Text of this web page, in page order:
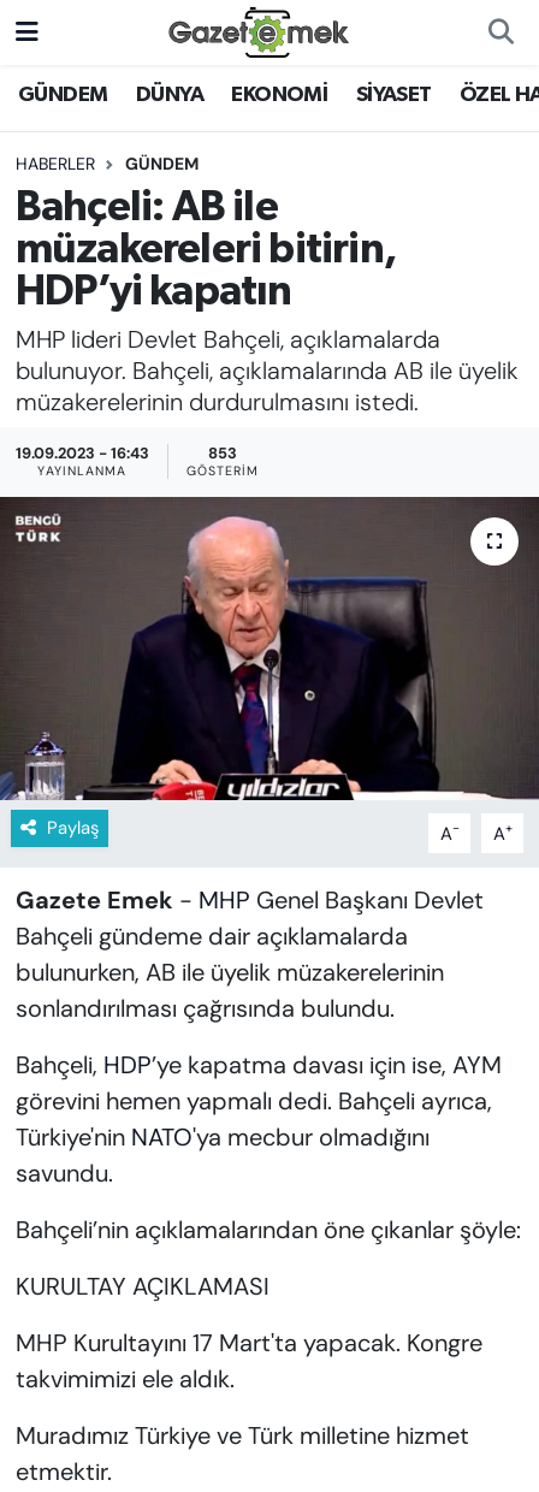
GÜNDEM DÜNYA EKONOMİ SİYASET ÖZEL
HABERLER GÜNDEM
Bahçeli: AB ile
müzakereleri bitirin,
HDP’yi kapatın
MHP lideri Devlet Bahçeli, açıklamalarda
bulunuyor. Bahçeli, açıklamalarında AB ile üyelik
müzakerelerinin durdurulmasını istedi.
19.09.2023 - 16:43
YAYINLANMA
853
GÖSTERIM
Paylaş A- A+
Gazete Emek - MHP Genel Başkanı Devlet
Bahçeli gündeme dair açıklamalarda
bulunurken, AB ile üyelik müzakerelerinin
sonlandırılması çağrısında bulundu.
Bahçeli, HDP’ye kapatma davası için ise, AYM
görevini hemen yapmalı dedi. Bahçeli ayrıca,
Türkiye'nin NATO'ya mecbur olmadığını
savundu.
Bahçeli’nin açıklamalarından öne çıkanlar şöyle:
KURULTAY AÇIKLAMASI
MHP Kurultayını 17 Mart'ta yapacak. Kongre
takvimimizi ele aldık.
Muradımız Türkiye ve Türk milletine hizmet
etmektir.
DÜNYA
EKONOMİ
EMEK HABERLERİ
YENİ MEDYADA EMEK
GAZETECİLİĞİNİ GELİŞTİRMEK
FAYDALI BİLGİLER
KÜLTÜR-SANAT
MAGAZİN
YAZAR KÖŞESİ
SİYASET
Nöbetçi Eczaneler
Hava Durumu
İstanbul Namaz Vakitleri
Trafik Durumu
Süper Lig Puan Durumu ve Fikstür
Tüm Manşetler
Son Dakika Haberleri